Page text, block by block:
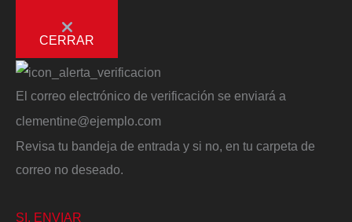
CERRAR
El correo electrónico de verificación se enviará a
clementine@ejemplo.com
Revisa tu bandeja de entrada y si no, en tu carpeta de
correo no deseado.
SI, ENVIAR